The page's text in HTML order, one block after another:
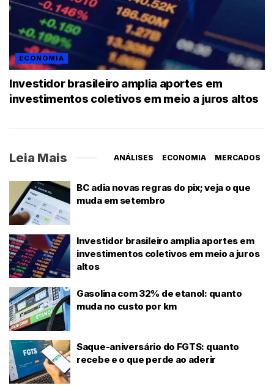
ECONOMIA
Investidor brasileiro amplia aportes em
investimentos coletivos em meio a juros altos
Leia Mais ANÁLISES ECONOMIA MERCADOS
BC adia novas regras do pix; veja o que
muda em setembro
Investidor brasileiro amplia aportes em
investimentos coletivos em meio a juros
altos
Gasolina com 32% de etanol: quanto
muda no custo por km
Saque-aniversário do FGTS: quanto
recebe e o que perde ao aderir